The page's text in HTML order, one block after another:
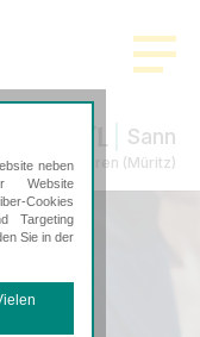
Sann
in Waren (Müritz)
neben
Website
Cookies
Targeting
Sie in der